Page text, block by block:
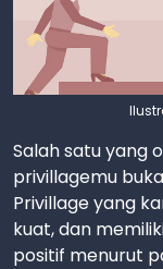
Salah satu yang
privillagemu
Privillage yang
kuat, dan
positif menurut